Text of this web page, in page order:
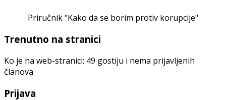
Priručnik "Kako da se borim protiv korupcije"
Trenutno na stranici
Ko je na web-stranici: 49 gostiju i nema prijavljenih
članova
Prijava